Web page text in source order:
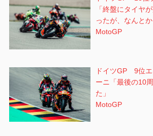
「終盤にタイヤ
ったが、なんと
MotoGP
ドイツGP 9位
ーニ「最後の10
た」
MotoGP